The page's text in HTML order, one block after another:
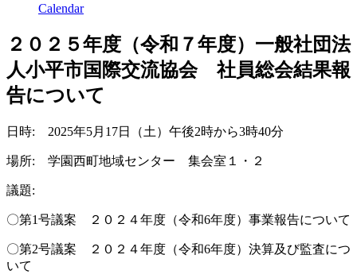
Calendar
２０２５年度（令和７年度）一般社団法
人小平市国際交流協会 社員総会結果報
告について
日時: 2025年5月17日（土）午後2時から3時40分
場所: 学園西町地域センター 集会室１・２
議題:
〇第1号議案 ２０２４年度（令和6年度）事業報告について
〇第2号議案 ２０２４年度（令和6年度）決算及び監査につ
いて